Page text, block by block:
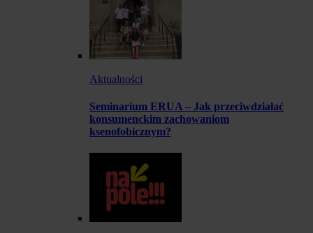
Aktualności
Seminarium ERUA – Jak przeciwdziałać
konsumenckim zachowaniom
ksenofobicznym?